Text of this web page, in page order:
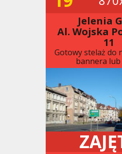
Jelenia
Al. Wojska
11
Gotowy stelaż do
bannera